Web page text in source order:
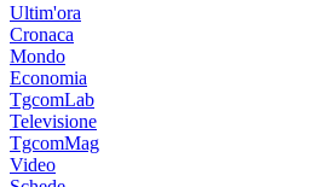
Ultim'ora
Cronaca
Mondo
Economia
TgcomLab
Televisione
TgcomMag
Video